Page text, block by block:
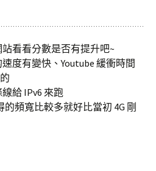
看看分數是否有提升吧~
度有變快、Youtube 緩衝時間
給 IPv6 來跑
頻寬比較多就好比當初 4G 剛